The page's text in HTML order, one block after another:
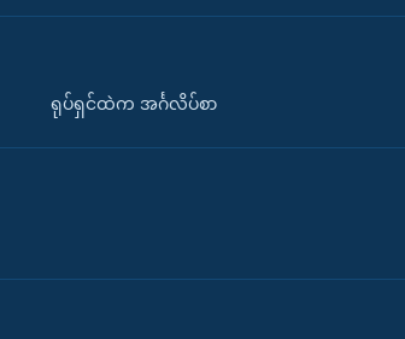
ရုပ်ရှင်ထဲက အင်္ဂလိပ်စာ